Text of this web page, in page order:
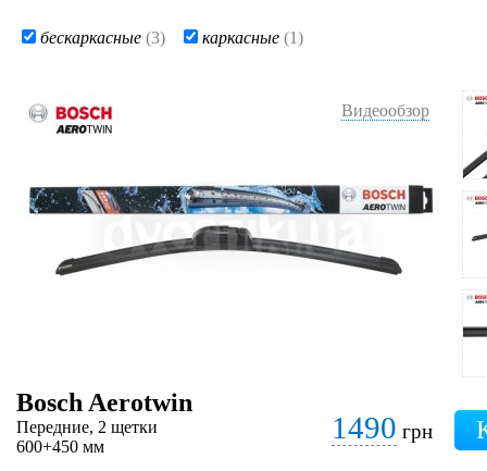
бескаркасные (3) каркасные (1)
Видеообзор
Bosch Aerotwin
Передние, 2 щетки
600+450 мм
1490 грн